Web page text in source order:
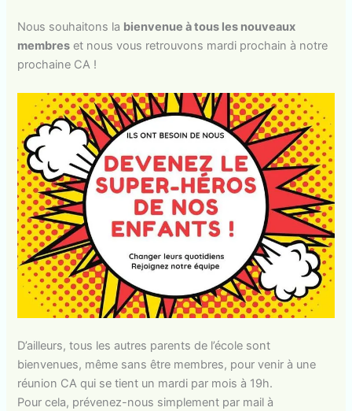
Nous souhaitons la bienvenue à tous les nouveaux
membres et nous vous retrouvons mardi prochain à notre
prochaine CA !
D’ailleurs, tous les autres parents de l’école sont
bienvenues, même sans être membres, pour venir à une
réunion CA qui se tient un mardi par mois à 19h.
Pour cela, prévenez-nous simplement par mail à